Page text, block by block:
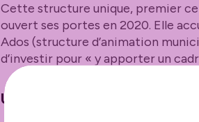
Cette structure unique, premier
ouvert ses portes en 2020. Elle
Ados (structure d’animation
d’investir pour « y apporter un
Un centre ouvert à toutes et